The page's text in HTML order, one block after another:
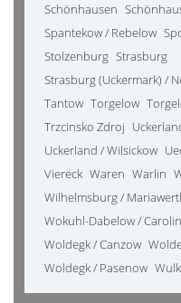
Schönhausen
Spantekow / Rebelow
Stolzenburg Strasburg
Strasburg (Uckermark) /
Tantow Torgelow
Trzcinsko Zdroj
Uckerland / Wilsickow
Viereck Waren Warlin
Wilhelmsburg /
Wokuhl-Dabelow /
Woldegk / Canzow
Woldegk / Pasenow